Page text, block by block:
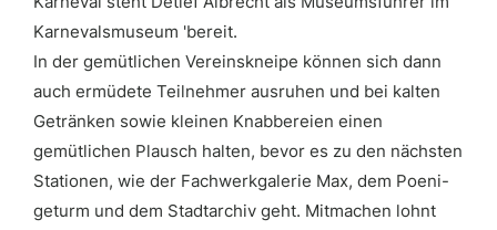
Karnevalsmuseum 'bereit.
In der gemütlichen Vereinskneipe können sich dann
auch ermüdete Teilnehmer ausruhen und bei kalten
Getränken sowie kleinen Knabbereien einen
gemütlichen Plausch halten, bevor es zu den nächsten
Stationen, wie der Fachwerkgalerie Max, dem Poeni-
geturm und dem Stadtarchiv geht. Mitmachen lohnt